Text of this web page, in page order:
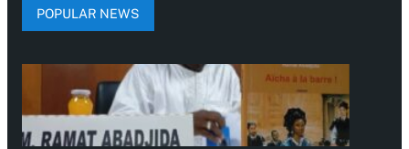
POPULAR NEWS